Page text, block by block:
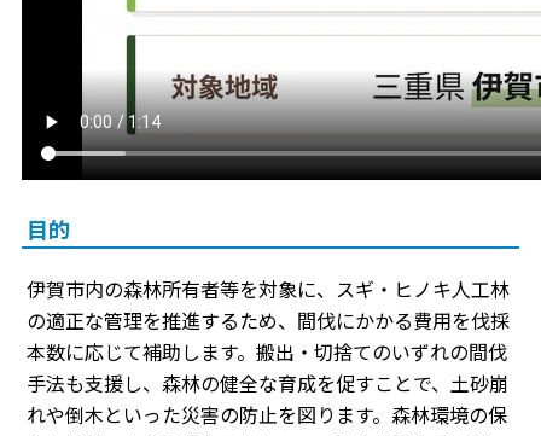
目的
伊賀市内の森林所有者等を対象に、スギ・ヒノキ人工林
の適正な管理を推進するため、間伐にかかる費用を伐採
本数に応じて補助します。搬出・切捨てのいずれの間伐
手法も支援し、森林の健全な育成を促すことで、土砂崩
れや倒木といった災害の防止を図ります。森林環境の保